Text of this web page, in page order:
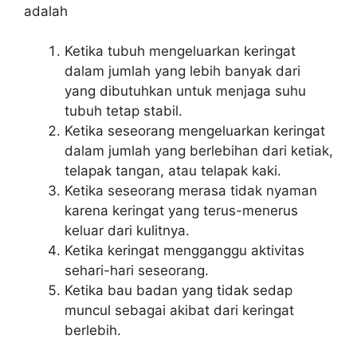
adalah
Ketika tubuh mengeluarkan keringat
dalam jumlah yang lebih banyak dari
yang dibutuhkan untuk menjaga suhu
tubuh tetap stabil.
Ketika seseorang mengeluarkan keringat
dalam jumlah yang berlebihan dari ketiak,
telapak tangan, atau telapak kaki.
Ketika seseorang merasa tidak nyaman
karena keringat yang terus-menerus
keluar dari kulitnya.
Ketika keringat mengganggu aktivitas
sehari-hari seseorang.
Ketika bau badan yang tidak sedap
muncul sebagai akibat dari keringat
berlebih.